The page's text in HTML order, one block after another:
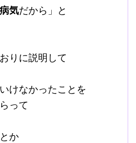
病気だから」と
りに説明して
けなかったことを
って
とか